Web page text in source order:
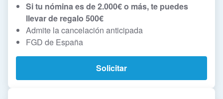
Si tu nómina es de 2.000€ o más, te puedes
llevar de regalo 500€
Admite la cancelación anticipada
FGD de España
Solicitar